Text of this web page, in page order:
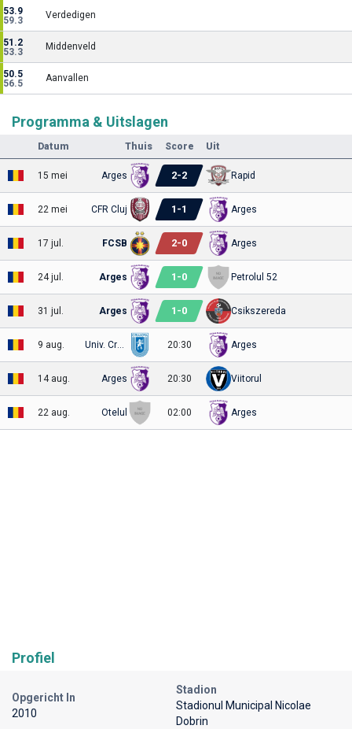
53.9
59.3
Verdedigen
51.2
53.3
Middenveld
50.5
56.5
Aanvallen
Programma & Uitslagen
Datum Thuis Score Uit
15 mei Arges 2-2 Rapid
22 mei CFR Cluj 1 -1 Arges
17 jul. FCSB 2-0 Arges
24 jul. Arges 1 -0 Petrolul 52
31 jul. Arges 1 -0 Csikszereda
9 aug. Univ. Craiova 20:30 Arges
14 aug. Arges 20:30 Viitorul
22 aug. Otelul 02:00 Arges
Profiel
Opgericht In
2010
Stadion
Stadionul Municipal Nicolae
Dobrin